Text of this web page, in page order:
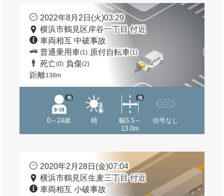
2022年8月2日(火)03:29
横浜市鶴見区岸谷一丁目 付近
車両相互 中破事故
普通乗用車(1) 原付自転車(1)
死亡(0) 負傷(2)
距離138m
0～24歳
他
晴
幅5.5～
13.0m
他
信号なし
2020年2月28日(金)07:04
横浜市鶴見区生麦三丁目 付近
車両相互 小破事故